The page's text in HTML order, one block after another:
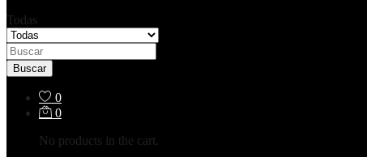
Todas
Buscar
0
0
No products in the cart.